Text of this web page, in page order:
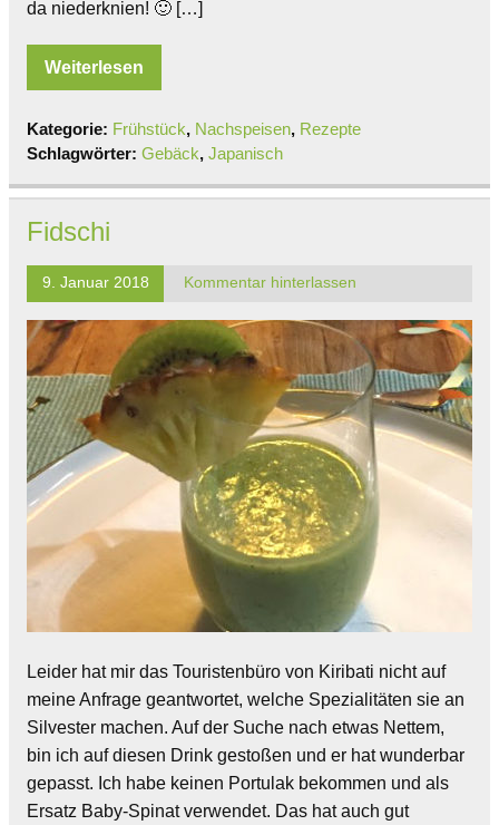
da niederknien! 🙂 […]
Weiterlesen
Kategorie: Frühstück, Nachspeisen, Rezepte
Schlagwörter: Gebäck, Japanisch
Fidschi
9. Januar 2018 Kommentar hinterlassen
Leider hat mir das Touristenbüro von Kiribati nicht auf
meine Anfrage geantwortet, welche Spezialitäten sie an
Silvester machen. Auf der Suche nach etwas Nettem,
bin ich auf diesen Drink gestoßen und er hat wunderbar
gepasst. Ich habe keinen Portulak bekommen und als
Ersatz Baby-Spinat verwendet. Das hat auch gut